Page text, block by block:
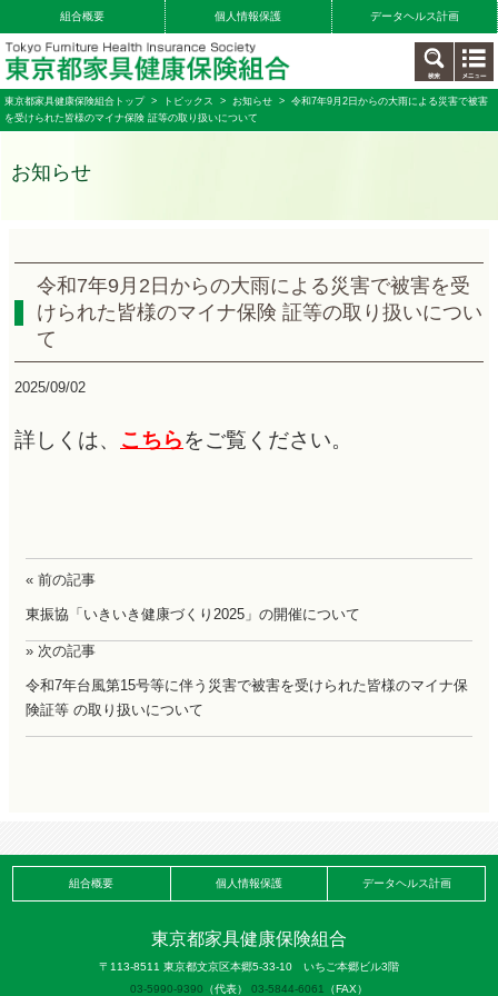
組合概要 個人情報保護 データヘルス計画
東京都家具健康保険組合トップ> トピックス > お知らせ > 令和7年9月2日からの大雨による災害で被害
を受けられた皆様のマイナ保険 証等の取り扱いについて
お知らせ
令和7年9月2日からの大雨による災害で被害を受
けられた皆様のマイナ保険 証等の取り扱いについ
て
2025/09/02
詳しくは、 こちらをご覧ください。
« 前の記事
東振協「いきいき健康づくり2025」の開催について
» 次の記事
令和7年台風第15号等に伴う災害で被害を受けられた皆様のマイナ保
険証等 の取り扱いについて
組合概要 個人情報保護 データヘルス計画
東京都家具健康保険組合
〒113-8511 東京都文京区本郷5-33-10 いちご本郷ビル3階
03-5990-9390 （代表） 03-5844-6061 （FAX）